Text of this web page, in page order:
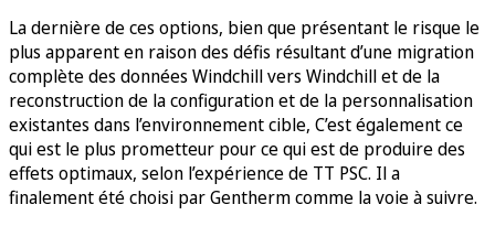
La dernière de ces options, bien que présentant le risque le
plus apparent en raison des défis résultant d’une migration
complète des données Windchill vers Windchill et de la
reconstruction de la configuration et de la personnalisation
existantes dans l’environnement cible, C’est également ce
qui est le plus prometteur pour ce qui est de produire des
effets optimaux, selon l’expérience de TT PSC. Il a
finalement été choisi par Gentherm comme la voie à suivre.